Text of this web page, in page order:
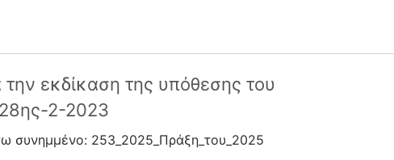
εκδίκαση της υπόθεσης του
2-2023
συνημμένο: 253_2025_Πράξη_του_2025